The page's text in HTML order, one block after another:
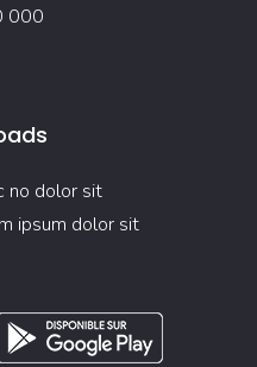
000
no dolor sit
ipsum dolor sit